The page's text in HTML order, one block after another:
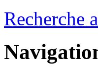
Recherche